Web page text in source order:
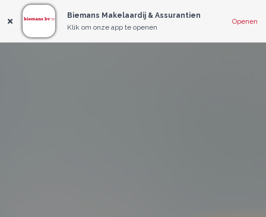
Biemans Makelaardij & Assurantien
Klik om onze app te openen
Openen